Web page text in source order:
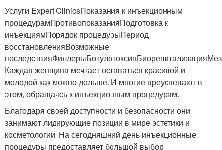
Услуги Expert ClinicsПоказания к инъекционным
процедурамПротивопоказанияПодготовка к
инъекциямПорядок процедурыПериод
восстановленияВозможные
Каждая женщина мечтает оставаться красивой и
молодой как можно дольше. И многие преуспевают в
этом, обращаясь к инъекционным процедурам.
Благодаря своей доступности и безопасности они
занимают лидирующие позиции в мире эстетики и
косметологии. На сегодняшний день инъекционные
процедуры предоставляет большой выбор